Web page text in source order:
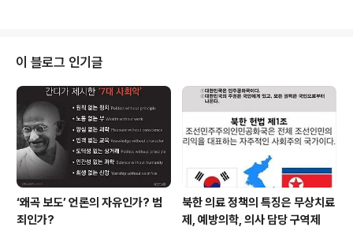
학교가 공납금이 비싼 이유는 교육을 상품으로 보는 ‘이윤
의 극대화가’가 목표이기 때문이지요. 말도 많고 탈도 많은
사립학교 비리는 교육을 국가가 아닌 개인이나 단체가 운
영하도록 맡겨놓기 때문이지요. 보십시오. 공립학교와 사
립학교의 차이가 무엇인지를... 경쟁이 우선으로 하는 사립
학교. 교육의 민영화는 최고, 일류..
이 블로그 인기글
‘왜곡 보도’ 언론의 자유인가? 범
죄인가?
북한 의료 정책의 특징은 무상치료
제, 예방의학, 의사 담당 구역제